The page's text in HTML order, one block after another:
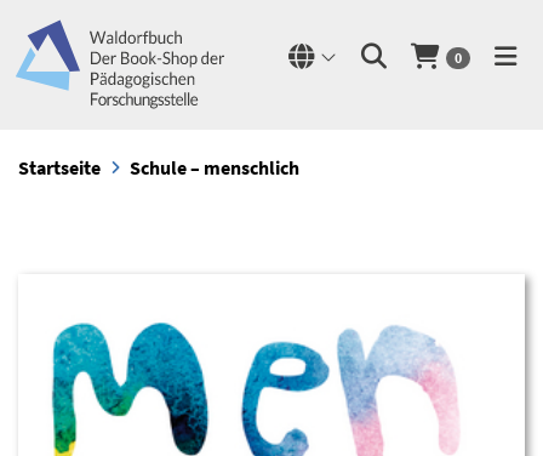
0
Startseite Schule – menschlich